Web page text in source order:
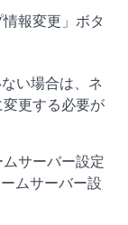
報変更」ボタ
い場合は、ネ
更する必要が
サーバー設定
ムサーバー設